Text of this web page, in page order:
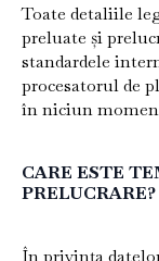
Toate detaliile
preluate și
standardele
procesatorul de
în niciun
CARE ESTE
PRELUCRARE?
În privința